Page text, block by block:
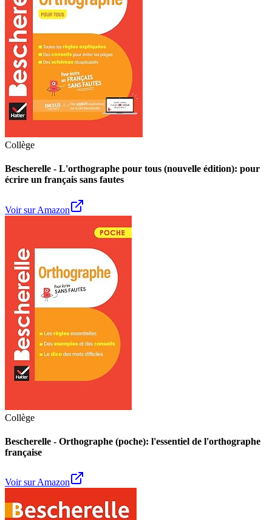
Collège
Bescherelle - L'orthographe pour tous (nouvelle édition): pour
écrire un français sans fautes
Voir sur Amazon
Collège
Bescherelle - Orthographe (poche): l'essentiel de l'orthographe
française
Voir sur Amazon